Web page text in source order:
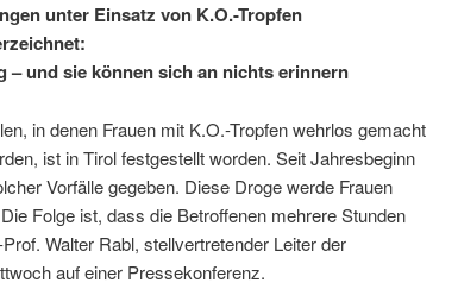
unter Einsatz von K.O.-Tropfen
und sie können sich an nichts erinnern
in denen Frauen mit K.O.-Tropfen wehrlos gemacht
ist in Tirol festgestellt worden. Seit Jahresbeginn
Vorfälle gegeben. Diese Droge werde Frauen
Folge ist, dass die Betroffenen mehrere Stunden
Walter Rabl, stellvertretender Leiter der
auf einer Pressekonferenz.